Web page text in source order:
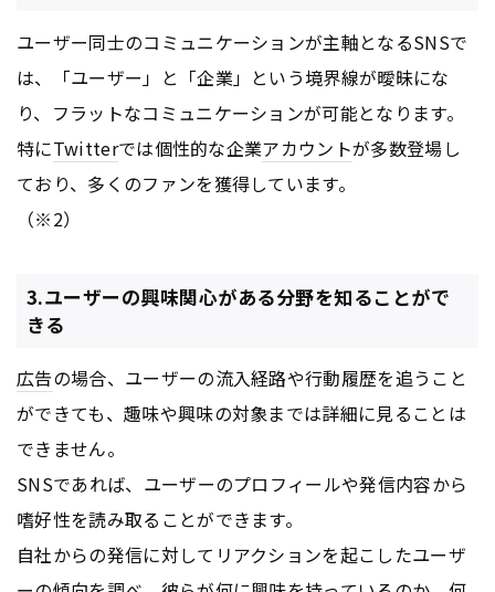
ユーザー同士のコミュニケーションが主軸となるSNSで
は、「ユーザー」と「企業」という境界線が曖昧にな
り、フラットなコミュニケーションが可能となります。
特にTwitterでは個性的な企業アカウントが多数登場し
ており、多くのファンを獲得しています。
（※2）
3.ユーザーの興味関心がある分野を知ることがで
きる
広告の場合、ユーザーの流入経路や行動履歴を追うこと
ができても、趣味や興味の対象までは詳細に見ることは
できません。
SNSであれば、ユーザーのプロフィールや発信内容から
嗜好性を読み取ることができます。
自社からの発信に対してリアクションを起こしたユーザ